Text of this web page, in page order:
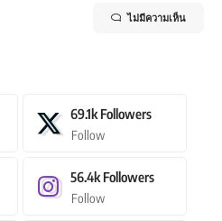
ไม่มีความเห็น
69.1k Followers
Follow
56.4k Followers
Follow